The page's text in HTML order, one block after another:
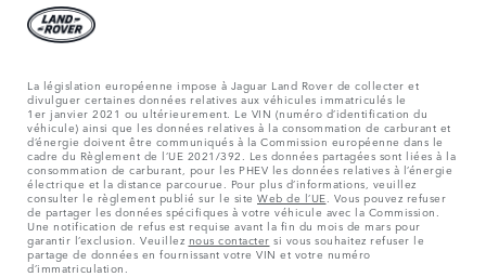
La législation européenne impose à Jaguar Land Rover de collecter et
divulguer certaines données relatives aux véhicules immatriculés le
1er janvier 2021 ou ultérieurement. Le VIN (numéro d’identification du
véhicule) ainsi que les données relatives à la consommation de carburant et
d’énergie doivent être communiqués à la Commission européenne dans le
cadre du Règlement de l’UE 2021/392. Les données partagées sont liées à la
consommation de carburant, pour les PHEV les données relatives à l’énergie
électrique et la distance parcourue. Pour plus d’informations, veuillez
consulter le règlement publié sur le site Web de l’UE . Vous pouvez refuser
de partager les données spécifiques à votre véhicule avec la Commission.
Une notification de refus est requise avant la fin du mois de mars pour
garantir l’exclusion. Veuillez nous contacter si vous souhaitez refuser le
partage de données en fournissant votre VIN et votre numéro
d’immatriculation.